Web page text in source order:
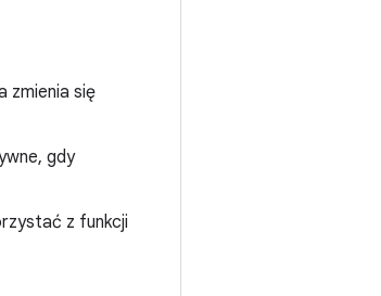
zmienia się
gdy
z funkcji